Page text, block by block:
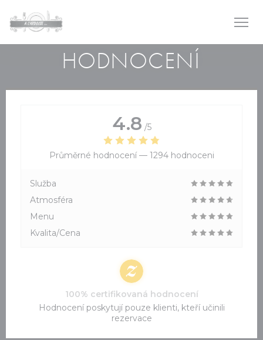
HODNOCENÍ
4.8 /5
Průměrné hodnocení — 1294 hodnoceni
Služba
Atmosféra
Menu
Kvalita/Cena
100% certifikovaná hodnocení
Hodnocení poskytují pouze klienti, kteří učinili
rezervace